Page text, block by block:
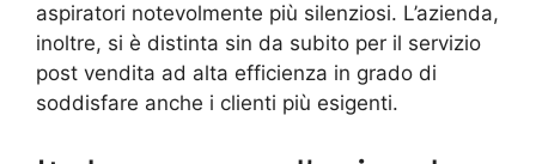
aspiratori notevolmente più silenziosi. L’azienda,
inoltre, si è distinta sin da subito per il servizio
post vendita ad alta efficienza in grado di
soddisfare anche i clienti più esigenti.